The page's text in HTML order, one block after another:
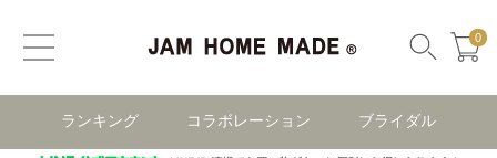
0
ランキング コラボレーション ブライダル